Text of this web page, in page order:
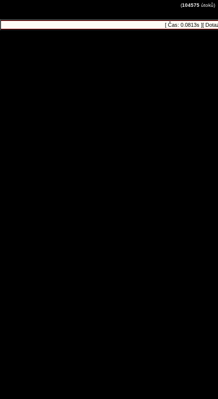
(104575 útoků)
[ Čas: 0.0813s ][